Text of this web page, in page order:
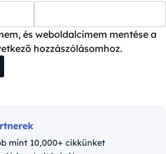
és weboldalcímem mentése a
hozzászólásomhoz.
mint 10,000+ cikkünket